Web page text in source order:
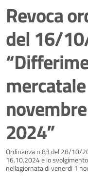
Revoca
del 16/
2024”
Dettagli
Ordinanza n.83 del 28/10/
16.10.2024 e lo
nellagiornata di venerdì 1